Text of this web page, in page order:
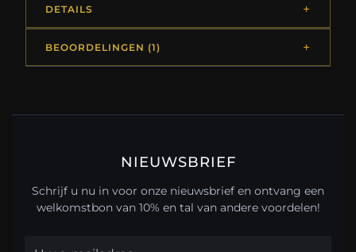
DETAILS
BEOORDELINGEN (1)
NIEUWSBRIEF
Schrijf u nu in voor onze nieuwsbrief en ontvang een
welkomstbon van 10% en tal van andere voordelen!